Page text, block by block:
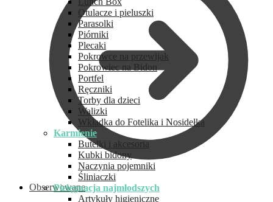
Obserwowane
Otulacze i pieluszki
Parasolki
Piórniki
Plecaki
Pokrowce na przewijak
Pokrowiec na Bidon
Portfel
Ręczniki
Torby dla dzieci
Walizki
Wkładka do Fotelika i Nosidełka
Karmienie
Butelki i akcesoria
Kubki bidony
Naczynia pojemniki
Śliniaczki
Pielęgnacja najmłodszych
Artykuły higieniczne